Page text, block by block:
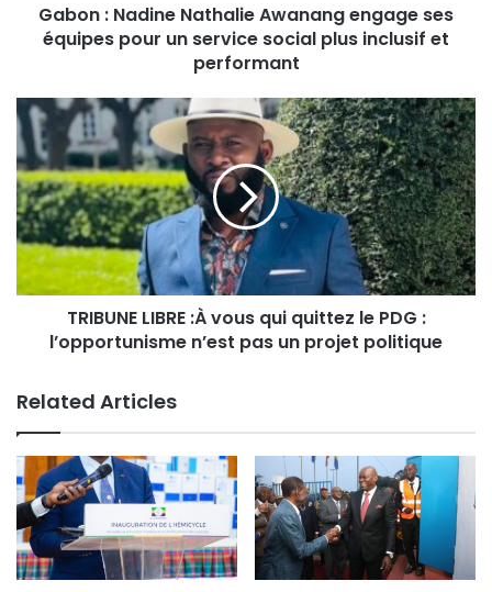
Gabon : Nadine Nathalie Awanang engage ses
équipes pour un service social plus inclusif et
performant
TRIBUNE LIBRE :À vous qui quittez le PDG :
l’opportunisme n’est pas un projet politique
Related Articles